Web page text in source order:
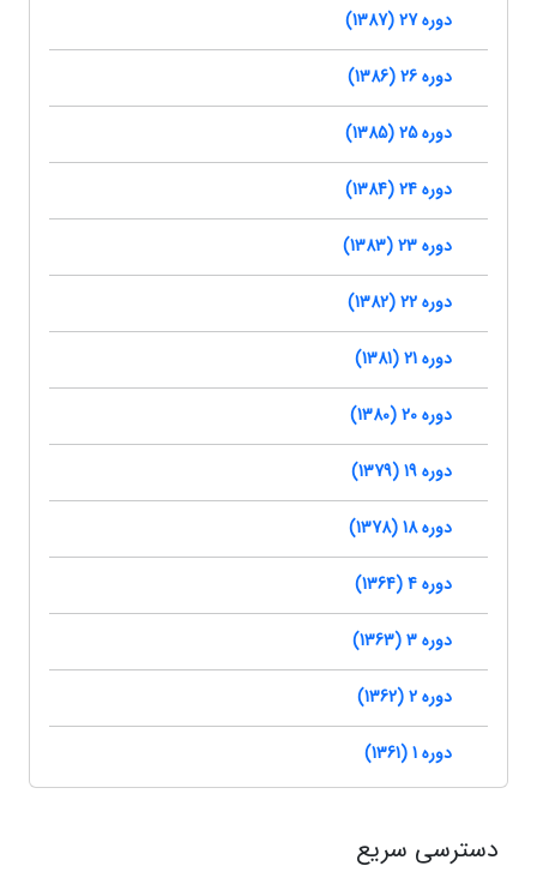
دوره 27 (1387)
دوره 26 (1386)
دوره 25 (1385)
دوره 24 (1384)
دوره 23 (1383)
دوره 22 (1382)
دوره 21 (1381)
دوره 20 (1380)
دوره 19 (1379)
دوره 18 (1378)
دوره 4 (1364)
دوره 3 (1363)
دوره 2 (1362)
دوره 1 (1361)
دسترسی سریع